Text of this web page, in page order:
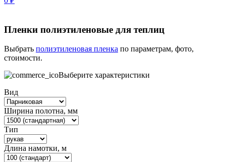
Пленки полиэтиленовые для теплиц
Выбрать полиэтиленовая пленка по параметрам, фото,
стоимости.
Выберите характеристики
Вид
Ширина полотна, мм
Тип
Длина намотки, м